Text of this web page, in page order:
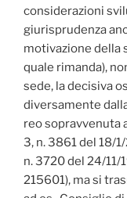
considerazioni
giurisprudenza
motivazione della
quale rimanda),
sede, la decisiva
diversamente
reo sopravvenuta
3, n. 3861 del 18/
n. 3720 del 24/11/
215601), ma si